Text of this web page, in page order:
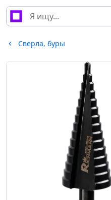
Сверла, буры